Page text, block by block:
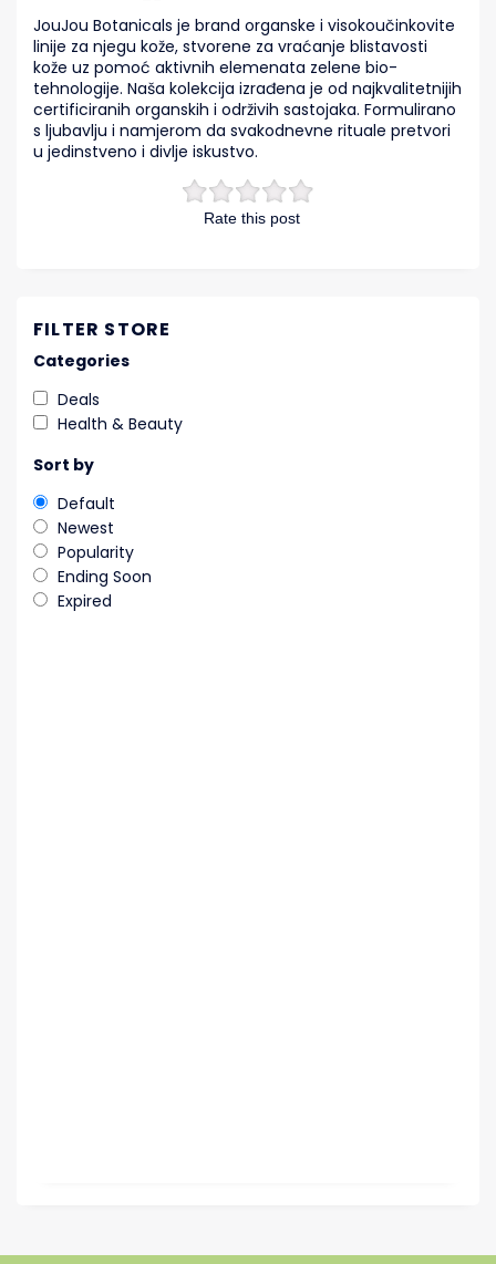
Rate this post
JouJou Botanicals je brand organske i visokoučinkovite
linije za njegu kože, stvorene za vraćanje blistavosti
kože uz pomoć aktivnih elemenata zelene bio-
tehnologije. Naša kolekcija izrađena je od najkvalitetnijih
certificiranih organskih i održivih sastojaka. Formulirano
s ljubavlju i namjerom da svakodnevne rituale pretvori
u jedinstveno i divlje iskustvo.
FILTER STORE
Categories
Deals
Health & Beauty
Sort by
Default
Newest
Popularity
Ending Soon
Expired